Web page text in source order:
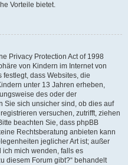
Vorteile bietet.
Privacy Protection Act of 1998
von Kindern im Internet von
dass Websites, die
unter 13 Jahren erheben,
des oder der
Sie sich unsicher sind, ob dies auf
versuchen, zutrifft, ziehen
beachten Sie, dass phpBB
Rechtsberatung anbieten kann
jeglicher Art ist; außer
ich mich wenden, falls es
diesem Forum gibt?“ behandelt